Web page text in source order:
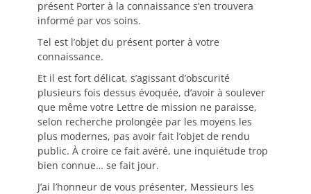
présent Porter à la connaissance s’en trouvera
informé par vos soins.
Tel est l’objet du présent porter à votre
connaissance.
Et il est fort délicat, s’agissant d’obscurité
plusieurs fois dessus évoquée, d’avoir à soulever
que même votre Lettre de mission ne paraisse,
selon recherche prolongée par les moyens les
plus modernes, pas avoir fait l’objet de rendu
public. À croire ce fait avéré, une inquiétude trop
bien connue… se fait jour.
J’ai l’honneur de vous présenter, Messieurs les